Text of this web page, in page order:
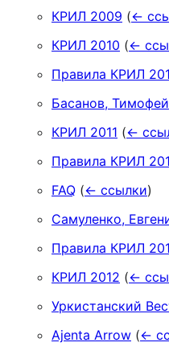
КРИЛ 2009 (←
КРИЛ 2010 (←
Правила КРИЛ
Басанов, Тимофей
КРИЛ 2011 (←
Правила КРИЛ
FAQ (← ссылки)
Самуленко,
Правила КРИЛ
КРИЛ 2012 (←
Уркистанский
Ajenta Arrow (←